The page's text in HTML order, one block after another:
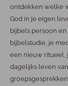
ontdekken welke
God in je eigen
bijbels persoon
bijbelstudie, je
een nieuw ritueel,
dagelijks leven